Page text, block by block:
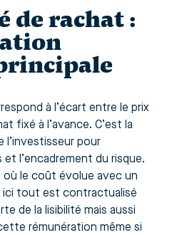
de rachat :
à l’écart entre le prix
fixé à l’avance. C’est la
l’investisseur pour
et l’encadrement du risque.
le coût évolue avec un
ici tout est contractualisé
de la lisibilité mais aussi
rémunération même si